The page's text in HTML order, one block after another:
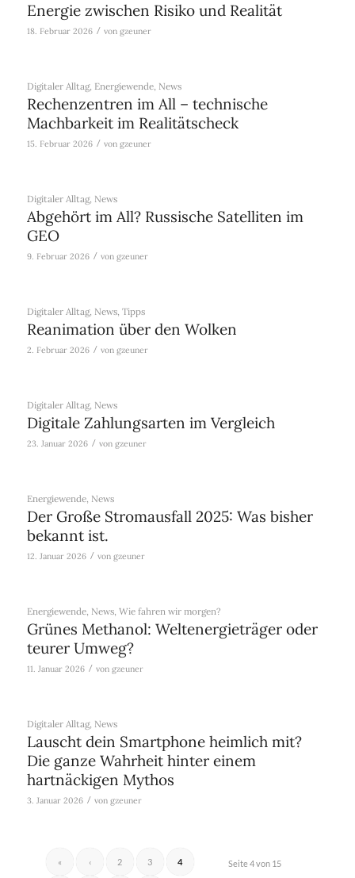
Energie zwischen Risiko und Realität
18. Februar 2026 / von gzeuner
Digitaler Alltag, Energiewende, News
Rechenzentren im All – technische
Machbarkeit im Realitätscheck
15. Februar 2026 / von gzeuner
Digitaler Alltag, News
Abgehört im All? Russische Satelliten im
GEO
9. Februar 2026 / von gzeuner
Digitaler Alltag, News, Tipps
Reanimation über den Wolken
2. Februar 2026 / von gzeuner
Digitaler Alltag, News
Digitale Zahlungsarten im Vergleich
23. Januar 2026 / von gzeuner
Energiewende, News
Der Große Stromausfall 2025: Was bisher
bekannt ist.
12. Januar 2026 / von gzeuner
Energiewende, News, Wie fahren wir morgen?
Grünes Methanol: Weltenergieträger oder
teurer Umweg?
11. Januar 2026 / von gzeuner
Digitaler Alltag, News
Lauscht dein Smartphone heimlich mit?
Die ganze Wahrheit hinter einem
hartnäckigen Mythos
3. Januar 2026 / von gzeuner
Seite 4 von 15
« ‹ 2 3 4